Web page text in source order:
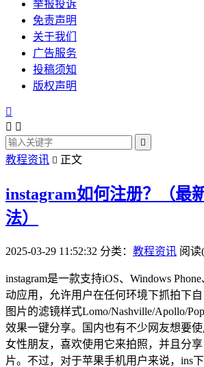
举报投诉
免责声明
关于我们
广告服务
投稿须知
版权声明

 

教程资讯  正文
instagram如何注册？（最
法）
2025-03-29 11:52:32 分类： 教程资讯 阅读(
instagram是一款支持iOS、Windows
动应用，允许用户在任何环境下抓拍下
图片的滤镜样式Lomo/Nashville/Apollo/
效果一键分享。国内也有不少网友想要
女性朋友，喜欢使用它来拍照，并且分
片。不过，对于苹果手机用户来说，ins